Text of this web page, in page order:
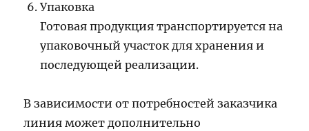
Упаковка
Готовая продукция транспортируется на
упаковочный участок для хранения и
последующей реализации.
В зависимости от потребностей заказчика
линия может дополнительно